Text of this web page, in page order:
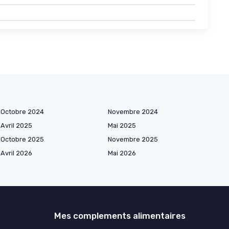
Octobre 2024
Novembre 2024
Avril 2025
Mai 2025
Octobre 2025
Novembre 2025
Avril 2026
Mai 2026
Mes complements alimentaires